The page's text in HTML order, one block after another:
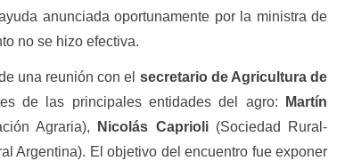
anunciada oportunamente por la ministra de
no se hizo efectiva.
una reunión con el secretario de Agricultura de
de las principales entidades del agro:
Martín
Agraria), Nicolás Caprioli(Sociedad Rural-
Argentina). El objetivo del encuentro fue exponer